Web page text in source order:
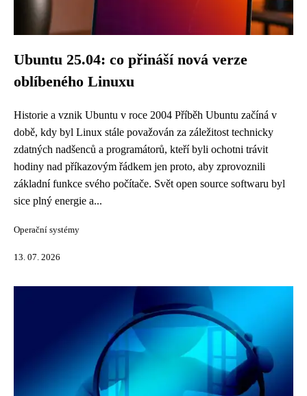
Ubuntu 25.04: co přináší nová verze
oblíbeného Linuxu
Historie a vznik Ubuntu v roce 2004 Příběh Ubuntu začíná v
době, kdy byl Linux stále považován za záležitost technicky
zdatných nadšenců a programátorů, kteří byli ochotni trávit
hodiny nad příkazovým řádkem jen proto, aby zprovoznili
základní funkce svého počítače. Svět open source softwaru byl
sice plný energie a...
Operační systémy
13. 07. 2026